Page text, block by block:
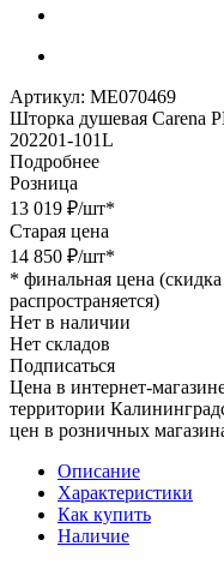
Артикул: МЕ070469
Шторка душевая Carena
202201-101L
Подробнее
Розница
13 019 ₽/шт*
Старая цена
14 850 ₽/шт*
* финальная цена
распространяется)
Нет в наличии
Нет складов
Подписаться
Цена в интернет-
территории
цен в розничных
Описание
Характеристики
Как купить
Наличие